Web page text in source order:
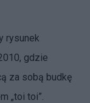
rysunek
gdzie
za sobą budkę
„toi toi”.